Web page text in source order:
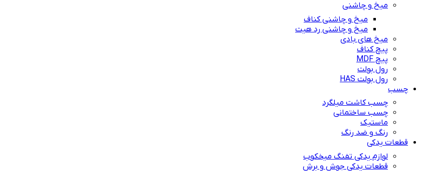
میخ و چاشنی
میخ و چاشنی کناف
میخ و چاشنی رد هیت
میخ های بادی
پیچ کناف
پیچ MDF
رول بولت
رول بولت HAS
چسب
چسب کاشت میلگرد
چسب ساختمانی
ماستیک
رنگ و ضد رنگ
قطعات یدکی
لوازم یدکی تفنگ میخکوب
قطعات یدکی جوش و برش